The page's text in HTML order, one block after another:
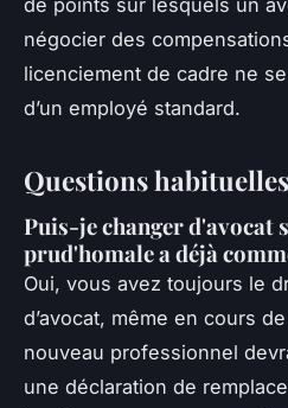
de points sur lesquels un
négocier des
licenciement de cadre ne
d’un employé standard.
Questions habituelles
Puis-je changer d'avocat
prud'homale a déjà
Oui, vous avez toujours le
d’avocat, même en cours
nouveau professionnel
une déclaration de